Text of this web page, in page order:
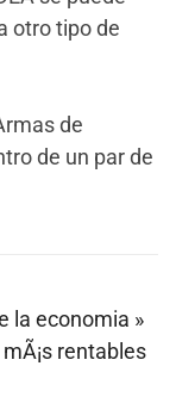
otro tipo de
de
de un par de
la economia »
rentables